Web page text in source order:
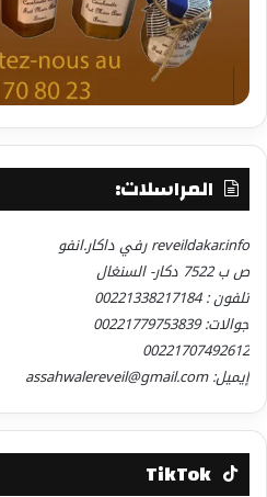
المراسلات:
reveildakar.info رفي داكار.انفو
ص ب 7522 دكار- السنغال
تلفون : 00221338217184
جوالات: 00221779753839
00221707492612
إيميل: assahwalereveil@gmail.com
TikTok